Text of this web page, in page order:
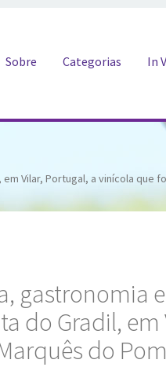
Sobre Categorias In
Vilar, Portugal, a vinícola que
gastronomia
do Gradil, em
do